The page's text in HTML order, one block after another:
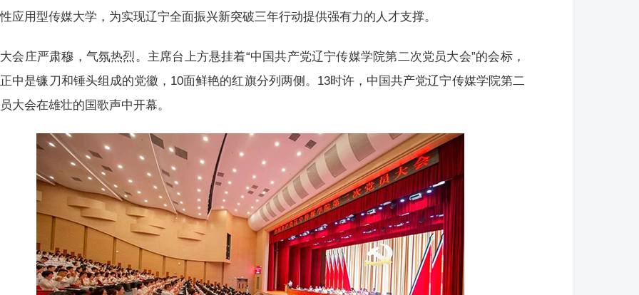
应用型传媒大学，为实现辽宁全面振兴新突破三年行动提供强有力的人才支撑。
大会庄严肃穆，气氛热烈。主席台上方悬挂着“中国共产党辽宁传媒学院第二次党员大会”的会标，
中是镰刀和锤头组成的党徽，10面鲜艳的红旗分列两侧。13时许，中国共产党辽宁传媒学院第二
大会在雄壮的国歌声中开幕。